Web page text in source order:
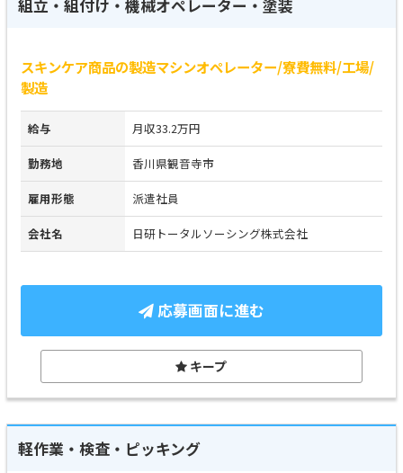
組立・組付け・機械オペレーター・塗装
スキンケア商品の製造マシンオペレーター/寮費無料/工場/
製造
給与 月収33.2万円
勤務地 香川県観音寺市
雇用形態 派遣社員
会社名 日研トータルソーシング株式会社
応募画面に進む
キープ
軽作業・検査・ピッキング